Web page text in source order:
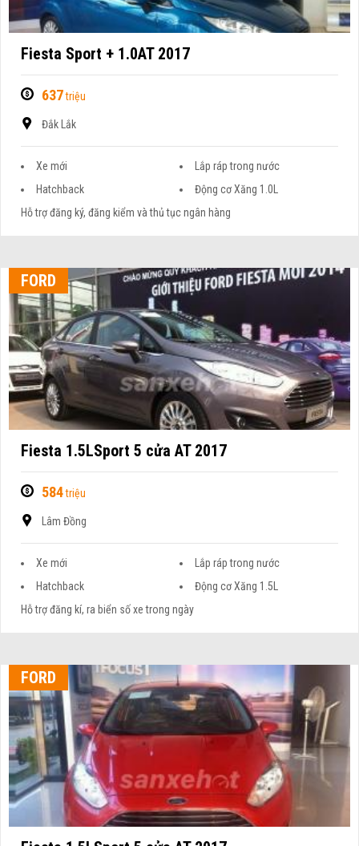
Fiesta Sport + 1.0AT 2017
637triệu
Đắk Lắk
Xe mới
Lắp ráp trong nước
Hatchback
Động cơ Xăng 1.0L
Hỗ trợ đăng ký, đăng kiểm và thủ tục ngân hàng
FORD
Fiesta 1.5LSport 5 cửa AT 2017
584triệu
Lâm Đồng
Xe mới
Lắp ráp trong nước
Hatchback
Động cơ Xăng 1.5L
Hỗ trợ đăng kí, ra biển số xe trong ngày
FORD